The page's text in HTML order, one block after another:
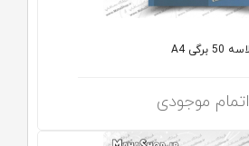
اتمام موجودی